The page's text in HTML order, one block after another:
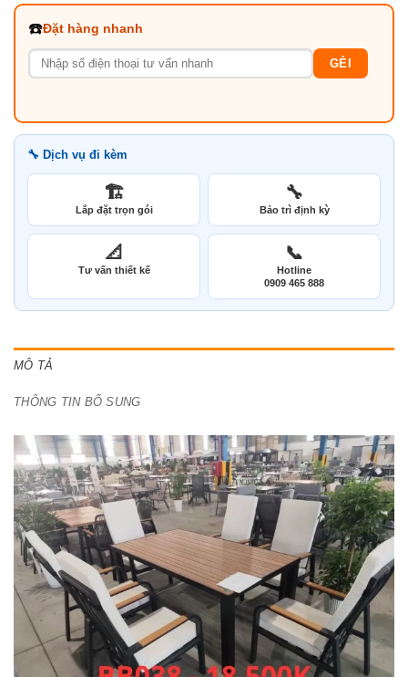
☎️Đặt hàng nhanh
GẺI
🔧 Dịch vụ đi kèm
🏗️
Lắp đặt trọn gói
🔧
Bảo trì định kỳ
📐
Tư vấn thiết kế
📞
Hotline
0909 465 888
MÔ TẢ
THÔNG TIN BỔ SUNG